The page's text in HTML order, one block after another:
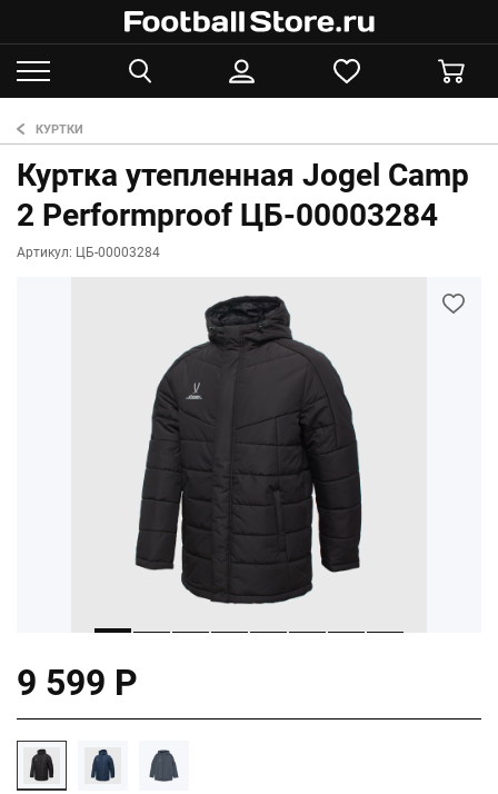
КУРТКИ
Куртка утепленная Jogel Camp
2 Performproof ЦБ-00003284
Артикул: ЦБ-00003284
9 599 Р